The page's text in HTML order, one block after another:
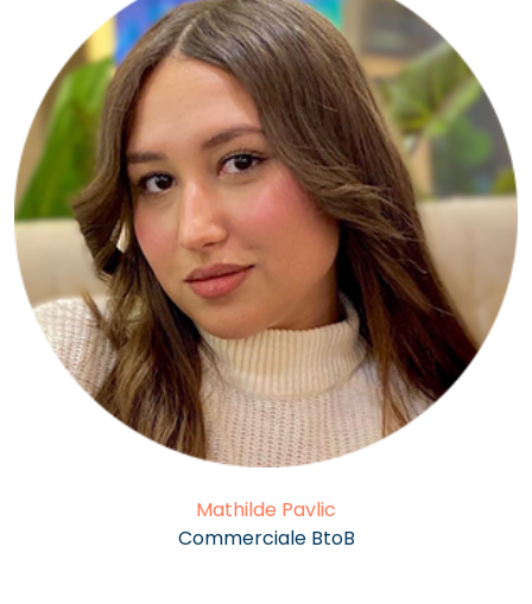
Mathilde Pavlic
Commerciale BtoB